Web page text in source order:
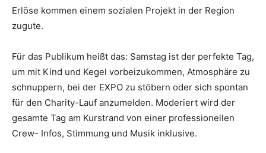
Erlöse kommen einem sozialen Projekt in der Region
zugute.
Für das Publikum heißt das: Samstag ist der perfekte Tag,
um mit Kind und Kegel vorbeizukommen, Atmosphäre zu
schnuppern, bei der EXPO zu stöbern oder sich spontan
für den Charity-Lauf anzumelden. Moderiert wird der
gesamte Tag am Kurstrand von einer professionellen
Crew- Infos, Stimmung und Musik inklusive.